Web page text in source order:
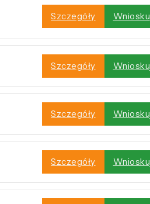
Szczegóły
Szczegóły
Szczegóły
Szczegóły